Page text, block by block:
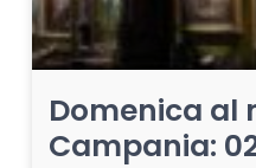
Domenica al
Campania: